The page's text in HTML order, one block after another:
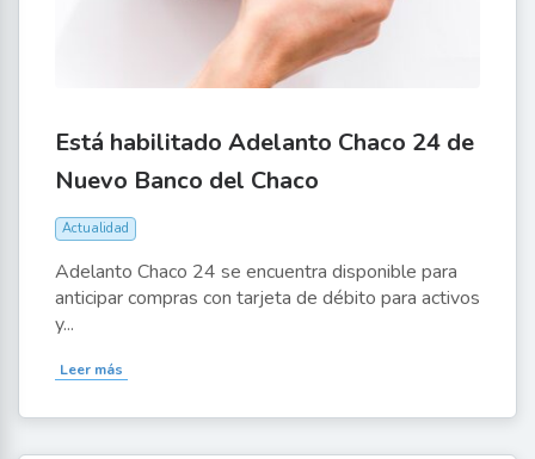
Está habilitado Adelanto Chaco 24 de
Nuevo Banco del Chaco
Actualidad
Adelanto Chaco 24 se encuentra disponible para
anticipar compras con tarjeta de débito para activos
y...
Leer más